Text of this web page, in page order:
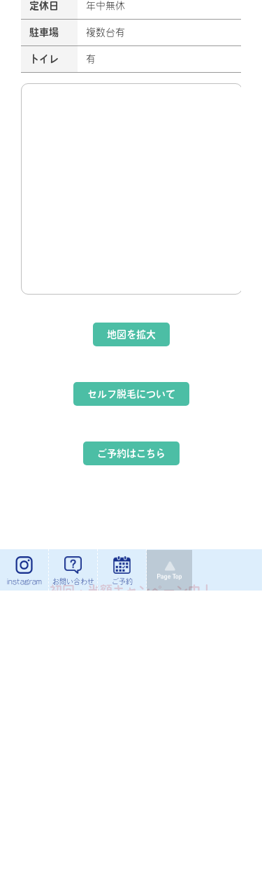
instagram お問い合わせ ご予約
定休日 年中無休
駐車場 複数台有
トイレ 有
地図を拡大
セルフ脱毛について
ご予約はこちら
初回・半額キャンペーン中！